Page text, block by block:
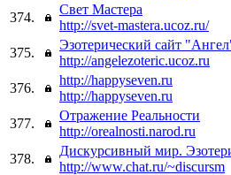
374.
Свет Мастера
http://svet-mastera.ucoz.ru/
375.
Эзотерический сайт
http://angelezoteric.ucoz.ru
376.
http://happyseven.ru
http://happyseven.ru
377.
Отражение Реальности
http://orealnosti.narod.ru
378.
Дискурсивный мир.
http://www.chat.ru/~discursm